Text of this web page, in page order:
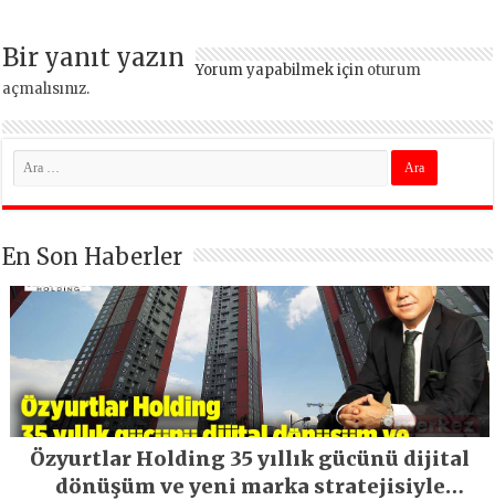
Bir yanıt yazın Yorum yapabilmek için oturum
açmalısınız.
En Son Haberler
Özyurtlar Holding 35 yıllık gücünü dijital
dönüşüm ve yeni marka stratejisiyle